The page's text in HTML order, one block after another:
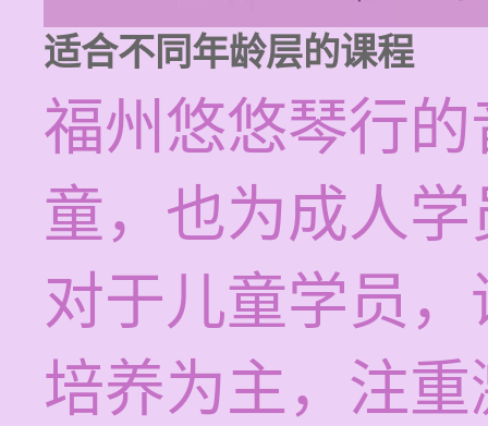
适合不同年龄层的课程
福州悠悠琴行
童，也为成人
对于儿童学员
培养为主，注